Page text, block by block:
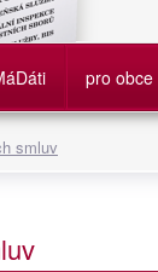
áDáti pro obce
smluv